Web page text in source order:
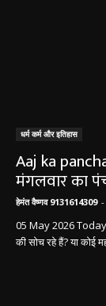
धर्म कर्म और इतिहास
Aaj ka
मंगलवार का
हेमंत वैष्णव 9131614309 -
05 May 2026
की सोच रहे हैं? या कोई